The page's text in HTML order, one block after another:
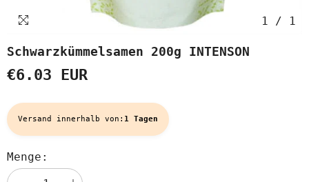
1 / 1
Schwarzkümmelsamen 200g INTENSON
€6.03 EUR
Versand innerhalb von: 1 Tagen
Menge: